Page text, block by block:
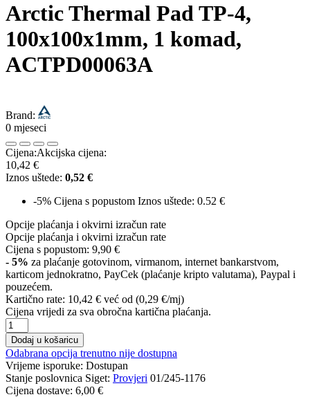
Arctic Thermal Pad TP-4,
100x100x1mm, 1 komad,
ACTPD00063A
Brand:
0 mjeseci
Cijena:Akcijska cijena:
10,42 €
Iznos uštede: 0,52 €
-5% Cijena s popustom Iznos uštede: 0.52 €
Opcije plaćanja i okvirni izračun rate
Opcije plaćanja i okvirni izračun rate
Cijena s popustom: 9,90 €
- 5% za plaćanje gotovinom, virmanom, internet bankarstvom,
karticom jednokratno, PayCek (plaćanje kripto valutama), Paypal i
pouzećem.
Kartično rate: 10,42 € već od (0,29 €/mj)
Cijena vrijedi za sva obročna kartična plaćanja.
Dodaj u košaricu
Odabrana opcija trenutno nije dostupna
Vrijeme isporuke: Dostupan
Stanje poslovnica Siget: Provjeri 01/245-1176
Cijena dostave: 6,00 €